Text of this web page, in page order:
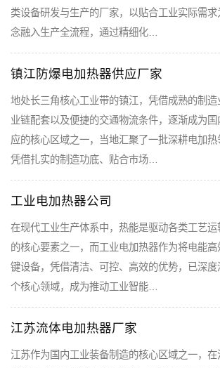
类设备研发与生产的厂家，以贴合工业实际需
念融入生产全流程，通过精细化…
镇江防爆电加热器供应厂家
地处长三角核心工业带的镇江，凭借成熟的制
业链配套以及便捷的交通物流条件，逐渐成为
应的核心区域之一，当地汇聚了一批深耕电加热
凭借扎实的制造功底、贴合市场…
工业电加热器公司
在现代工业生产体系中，热能是驱动各类工艺
的核心要素之一，而工业电加热器作为将电能
键设备，凭借清洁、可控、高效的优势，已深
个核心领域，成为推动工业智能…
江苏流体电加热器厂家
江苏作为国内工业装备制造的核心区域之一，